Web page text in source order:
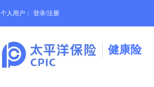
个人用户： 登录/注册
健康险